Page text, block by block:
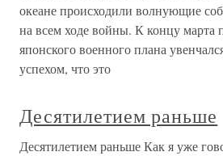
океане происходили волнующие
на всем ходе войны. К концу марта
японского военного плана
успехом, что это
Десятилетием раньше
Десятилетием раньше Как я уже